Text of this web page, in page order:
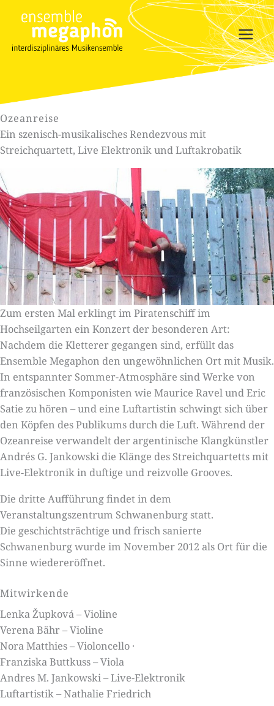
Inhalt
springen
Ozeanreise
Ein szenisch-musikalisches Rendezvous mit
Streichquartett, Live Elektronik und Luftakrobatik
Zum ersten Mal erklingt im Piratenschiff im
Hochseilgarten ein Konzert der besonderen Art:
Nachdem die Kletterer gegangen sind, erfüllt das
Ensemble Megaphon den ungewöhnlichen Ort mit Musik.
In entspannter Sommer-Atmosphäre sind Werke von
französischen Komponisten wie Maurice Ravel und Eric
Satie zu hören – und eine Luftartistin schwingt sich über
den Köpfen des Publikums durch die Luft. Während der
Ozeanreise verwandelt der argentinische Klangkünstler
Andrés G. Jankowski die Klänge des Streichquartetts mit
Live-Elektronik in duftige und reizvolle Grooves.
Die dritte Aufführung findet in dem
Veranstaltungszentrum Schwanenburg statt.
Die geschichtsträchtige und frisch sanierte
Schwanenburg wurde im November 2012 als Ort für die
Sinne wiedereröffnet.
Mitwirkende
Lenka Župková – Violine
Verena Bähr – Violine
Nora Matthies – Violoncello ·
Franziska Buttkuss – Viola
Andres M. Jankowski – Live-Elektronik
Luftartistik – Nathalie Friedrich